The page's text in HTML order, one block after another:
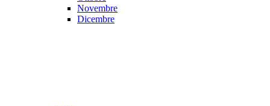
Novembre
Dicembre